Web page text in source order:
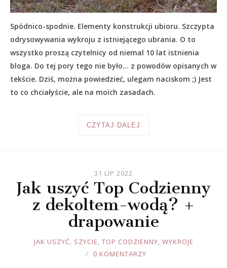
Spódnico-spodnie. Elementy konstrukcji ubioru. Szczypta
odrysowywania wykroju z istniejącego ubrania. O to
wszystko proszą czytelnicy od niemal 10 lat istnienia
bloga. Do tej pory tego nie było… z powodów opisanych w
tekście. Dziś, można powiedzieć, ulegam naciskom ;) Jest
to co chciałyście, ale na moich zasadach.
CZYTAJ DALEJ
31 LIP 2022
Jak uszyć Top Codzienny
z dekoltem-wodą? +
drapowanie
JOULE
JAK USZYĆ, SZYCIE, TOP CODZIENNY, WYKROJE
0 KOMENTARZY